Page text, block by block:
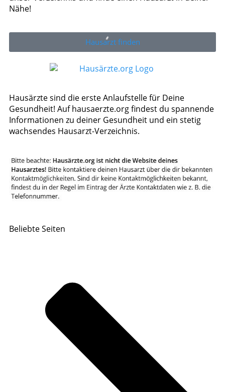
Nähe!
Hausarzt finden
Hausärzte sind die erste Anlaufstelle für Deine
Gesundheit! Auf hausaerzte.org findest du spannende
Informationen zu deiner Gesundheit und ein stetig
wachsendes Hausarzt-Verzeichnis.
Beliebte Seiten